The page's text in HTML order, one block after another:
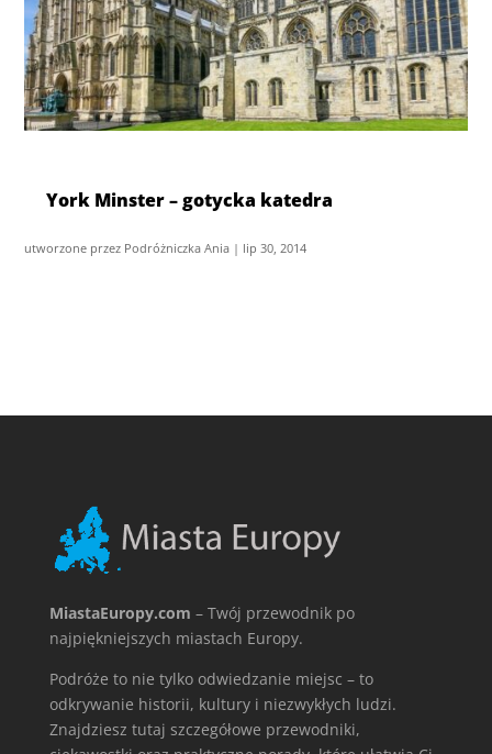
York Minster – gotycka katedra
utworzone przez Podróżniczka Ania | lip 30, 2014
MiastaEuropy.com – Twój przewodnik po
najpiękniejszych miastach Europy.
Podróże to nie tylko odwiedzanie miejsc – to
odkrywanie historii, kultury i niezwykłych ludzi.
Znajdziesz tutaj szczegółowe przewodniki,